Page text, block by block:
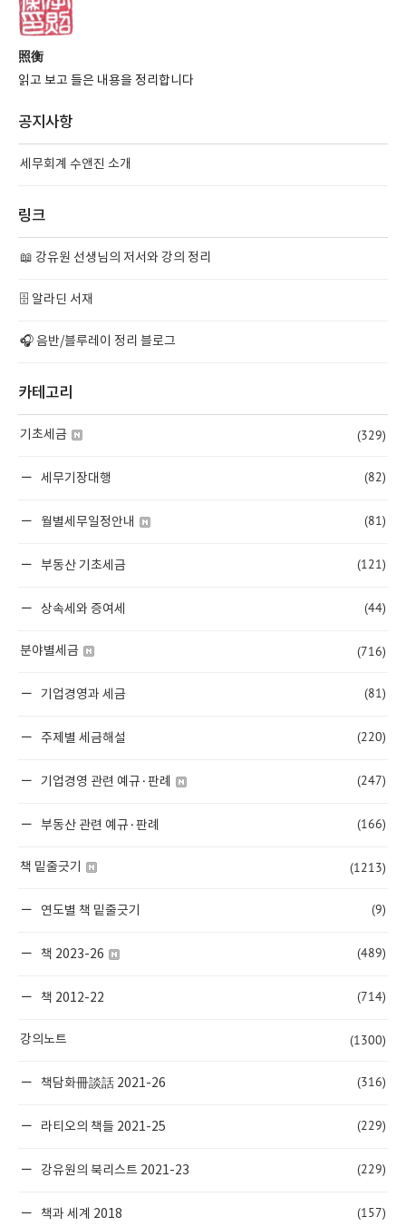
照衡
읽고 보고 들은 내용을 정리합니다
공지사항
세무회계 수앤진 소개
링크
📖 강유원 선생님의 저서와 강의 정리
🗄️ 알라딘 서재
🎧 음반/블루레이 정리 블로그
카테고리
기초세금 (329)
세무기장대행 (82)
월별세무일정안내 (81)
부동산 기초세금 (121)
상속세와 증여세 (44)
분야별세금 (716)
기업경영과 세금 (81)
주제별 세금해설 (220)
기업경영 관련 예규·판례 (247)
부동산 관련 예규·판례 (166)
책 밑줄긋기 (1213)
연도별 책 밑줄긋기 (9)
책 2023-26 (489)
책 2012-22 (714)
강의노트 (1300)
책담화冊談話 2021-26 (316)
라티오의 책들 2021-25 (229)
강유원의 북리스트 2021-23 (229)
책과 세계 2018 (157)